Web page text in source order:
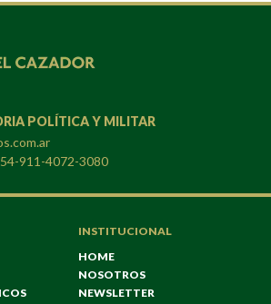
POLÍTICA Y MILITAR
911-4072-3080
INSTITUCIONAL
HOME
NOSOTROS
NEWSLETTER